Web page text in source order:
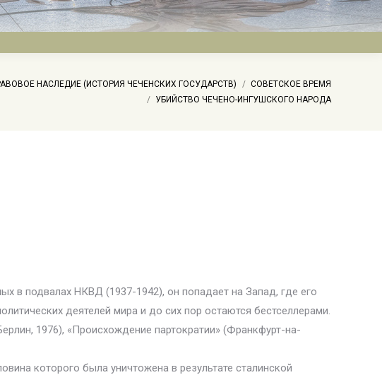
НАСЛЕДИЕ (ИСТОРИЯ ЧЕЧЕНСКИХ ГОСУДАРСТВ)
СОВЕТСКОЕ ВРЕМЯ
УБИЙСТВО ЧЕЧЕНО-ИНГУШСКОГО НАРОДА
в подвалах НКВД (1937-1942), он попадает на Запад, где его
деятелей мира и до сих пор остаются бестселлерами.
1976), «Происхождение партократии» (Франкфурт-на-
которого была уничтожена в результате сталинской